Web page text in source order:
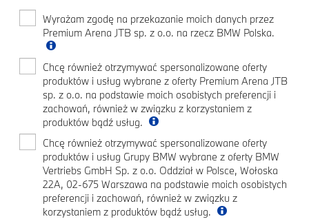
Wyrażam zgodę na przekazanie moich danych przez
Premium Arena JTB sp. z o.o. na rzecz BMW Polska.
Chcę również otrzymywać spersonalizowane oferty
produktów i usług wybrane z oferty Premium Arena JTB
sp. z o.o. na podstawie moich osobistych preferencji i
zachowań, również w związku z korzystaniem z
produktów bądź usług.
Chcę również otrzymywać spersonalizowane oferty
produktów i usług Grupy BMW wybrane z oferty BMW
Vertriebs GmbH Sp. z o.o. Oddział w Polsce, Wołoska
22A, 02-675 Warszawa na podstawie moich osobistych
preferencji i zachowań, również w związku z
korzystaniem z produktów bądź usług.